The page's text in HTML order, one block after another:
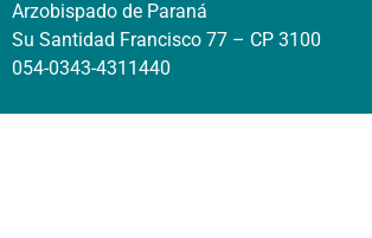
Arzobispado de Paraná
Su Santidad Francisco 77 – CP 3100
054-0343-4311440